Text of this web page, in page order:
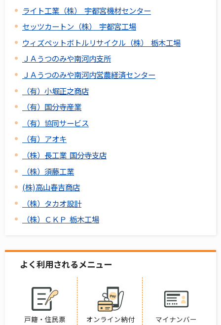
ライト工業（株） 宇都宮機材センター
セッツカートン（株） 宇都宮工場
ウィズペットボトルリサイクル（株） 栃木工場
ＪＡうつのみや南河内支所
ＪＡうつのみや南河内営農経済センター
（有）小堀正之商店
（有）国分寺産業
（有）協同サービス
（有）アオキ
（株）長工業 国分寺支店
（株）須藤工業
(株)高山春吉商店
（株）タカオ設計
（株）ＣＫＰ 栃木工場
よく利用されるメニュー
戸籍・住民票 オンライン納付 マイナンバー